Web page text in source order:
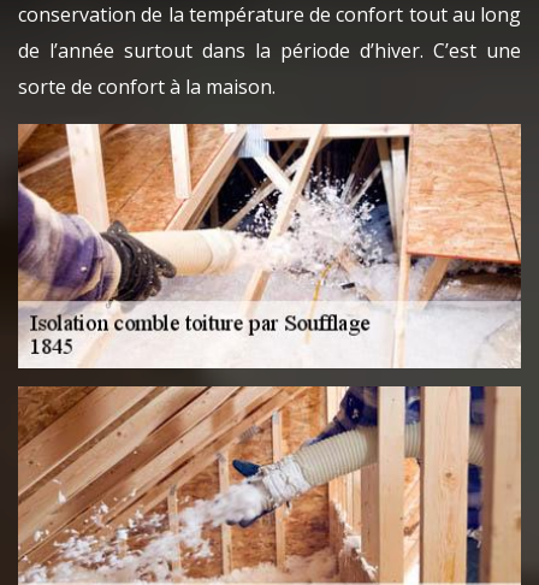
conservation de la température de confort tout au long
de l’année surtout dans la période d’hiver. C’est une
sorte de confort à la maison.